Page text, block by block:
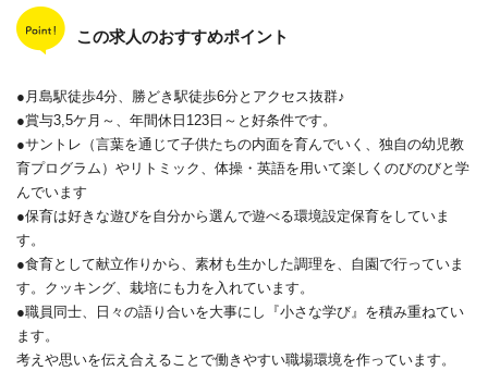
この求人のおすすめポイント
●月島駅徒歩4分、勝どき駅徒歩6分とアクセス抜群♪
●賞与3,5ケ月～、年間休日123日～と好条件です。
●サントレ（言葉を通じて子供たちの内面を育んでいく、独自の幼児教
育プログラム）やリトミック、体操・英語を用いて楽しくのびのびと学
んでいます
●保育は好きな遊びを自分から選んで遊べる環境設定保育をしていま
す。
●食育として献立作りから、素材も生かした調理を、自園で行っていま
す。クッキング、栽培にも力を入れています。
●職員同士、日々の語り合いを大事にし『小さな学び』を積み重ねてい
ます。
考えや思いを伝え合えることで働きやすい職場環境を作っています。